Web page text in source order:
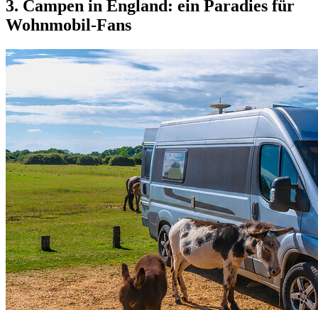
3. Campen in England: ein Paradies für
Wohnmobil-Fans